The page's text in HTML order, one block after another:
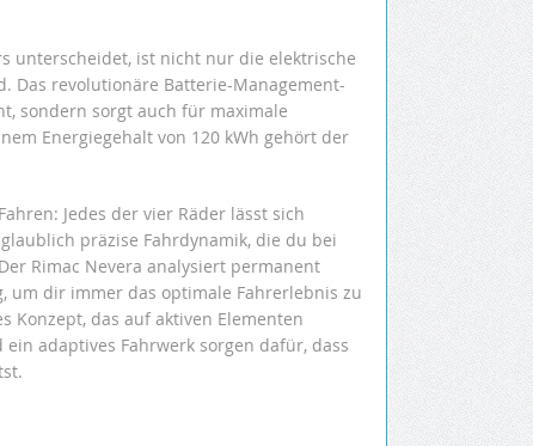
unterscheidet, ist nicht nur die elektrische
Das revolutionäre Batterie-Management-
sondern sorgt auch für maximale
Energiegehalt von 120 kWh gehört der
Jedes der vier Räder lässt sich
präzise Fahrdynamik, die du bei
Rimac Nevera analysiert permanent
um dir immer das optimale Fahrerlebnis zu
Konzept, das auf aktiven Elementen
adaptives Fahrwerk sorgen dafür, dass